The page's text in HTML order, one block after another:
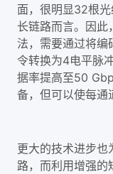
面，很明显32根
长链路而言。因此
法，需要通过将
令转换为4电平脉
据率提高至50
备，但可以使每通
更大的技术进步
路，而利用增强